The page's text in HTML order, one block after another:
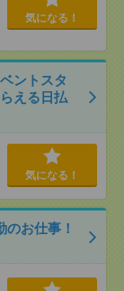
気になる！
ントスタ
える日払
気になる！
お仕事！